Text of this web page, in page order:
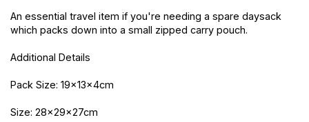
An essential travel item if you're needing a spare daysack
which packs down into a small zipped carry pouch.
Additional Details
Pack Size: 19x13x4cm
Size: 28x29x27cm